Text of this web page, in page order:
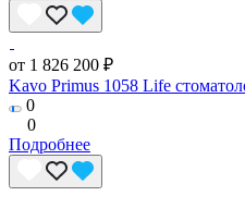
от 1 826 200 ₽
Kavo Primus 1058 Life
0
0
Подробнее